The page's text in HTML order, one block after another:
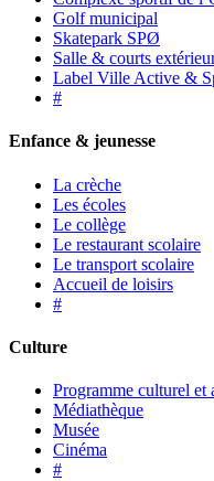
Golf municipal
Skatepark SPØ
Salle & courts
Label Ville Active &
#
Enfance & jeunesse
La crèche
Les écoles
Le collège
Le restaurant scolaire
Le transport scolaire
Accueil de loisirs
#
Culture
Programme culturel et
Médiathèque
Musée
Cinéma
#